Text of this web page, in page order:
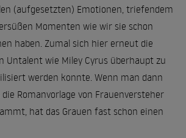
(aufgesetzten) Emotionen, triefendem
Momenten wie wir sie schon
haben. Zumal sich hier erneut die
Untalent wie Miley Cyrus überhaupt zu
werden konnte. Wenn man dann
Romanvorlage von Frauenversteher
hat das Grauen fast schon einen